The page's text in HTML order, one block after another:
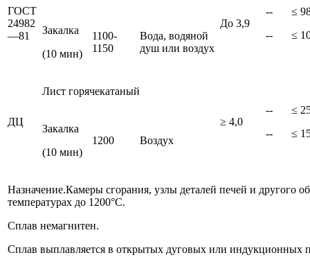
ГОСТ
24982
—81
До 3,9
--
--
≤
≤
Закалка
(10 мин)
1100-
1150
Вода, водяной
душ или воздух
ДЦ
Лист горячекатаный
≥ 4,0
--
--
≤
≤
Закалка
(10 мин)
1200 Воздух
Назначение.Камеры сгорания, узлы деталей печей и другого
температурах до 1200°C.
Сплав немагнитен.
Сплав выплавляется в открытых дуговых или индукционных